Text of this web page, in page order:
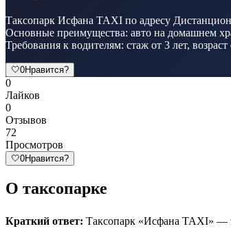
Таксопарк Исфана TAXI по адресу
Основные преимущества: авто на домашнем
Требования к водителям: стаж от 3 лет,
🤍0Нравится?
0
Лайков
0
Отзывов
72
Просмотров
🤍0Нравится?
О таксопарке
Краткий ответ: Таксопарк «Исфана TAXI» —